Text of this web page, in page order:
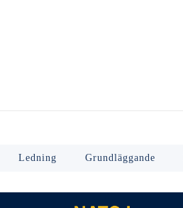
Ledning Grundläggande